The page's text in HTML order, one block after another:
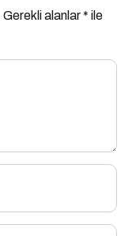
Gerekli alanlar* ile